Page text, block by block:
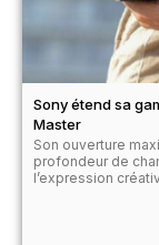
Sony étend sa
Master
Son ouverture
profondeur de
l’expression